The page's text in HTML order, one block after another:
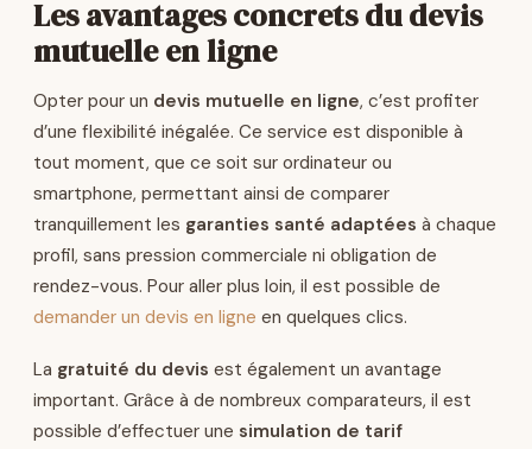
Les avantages concrets du devis
mutuelle en ligne
Opter pour un devis mutuelle en ligne, c’est profiter
d’une flexibilité inégalée. Ce service est disponible à
tout moment, que ce soit sur ordinateur ou
smartphone, permettant ainsi de comparer
tranquillement les garanties santé adaptées à chaque
profil, sans pression commerciale ni obligation de
rendez-vous. Pour aller plus loin, il est possible de
demander un devis en ligne en quelques clics.
La gratuité du devis est également un avantage
important. Grâce à de nombreux comparateurs, il est
possible d’effectuer une simulation de tarif